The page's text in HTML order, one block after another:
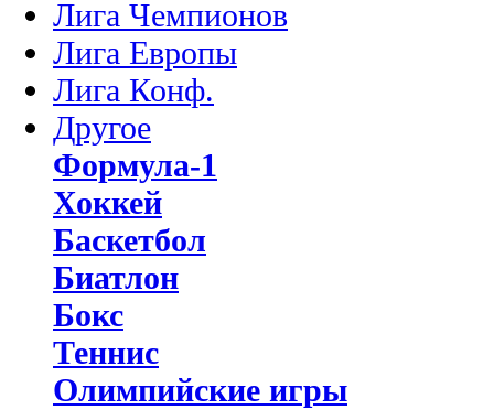
Лига Чемпионов
Лига Европы
Лига Конф.
Другое
Формула-1
Хоккей
Баскетбол
Биатлон
Бокс
Теннис
Олимпийские игры